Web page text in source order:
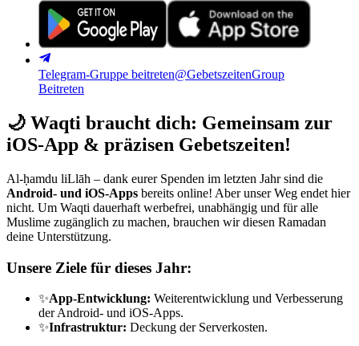
Telegram-Gruppe beitreten@GebetszeitenGroup
Beitreten
🌙 Waqti braucht dich: Gemeinsam zur
iOS-App & präzisen Gebetszeiten!
Al-ḥamdu liLlāh – dank eurer Spenden im letzten Jahr sind die
Android- und iOS-Apps bereits online! Aber unser Weg endet hier
nicht. Um Waqti dauerhaft werbefrei, unabhängig und für alle
Muslime zugänglich zu machen, brauchen wir diesen Ramadan
deine Unterstützung.
Unsere Ziele für dieses Jahr:
✨App-Entwicklung: Weiterentwicklung und Verbesserung
der Android- und iOS-Apps.
✨Infrastruktur: Deckung der Serverkosten.